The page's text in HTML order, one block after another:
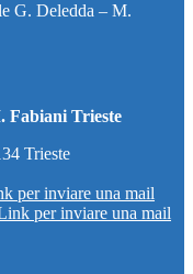
G. Deledda – M.
Fabiani Trieste
Trieste
per inviare una mail
per inviare una mail